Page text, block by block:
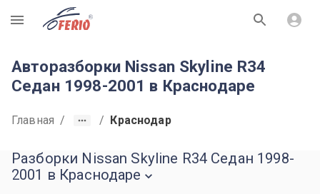
R
Авторазборки Nissan Skyline R34
Седан 1998-2001 в Краснодаре
Главная / / Краснодар
Разборки Nissan Skyline R34 Седан 1998-
2001 в Краснодаре